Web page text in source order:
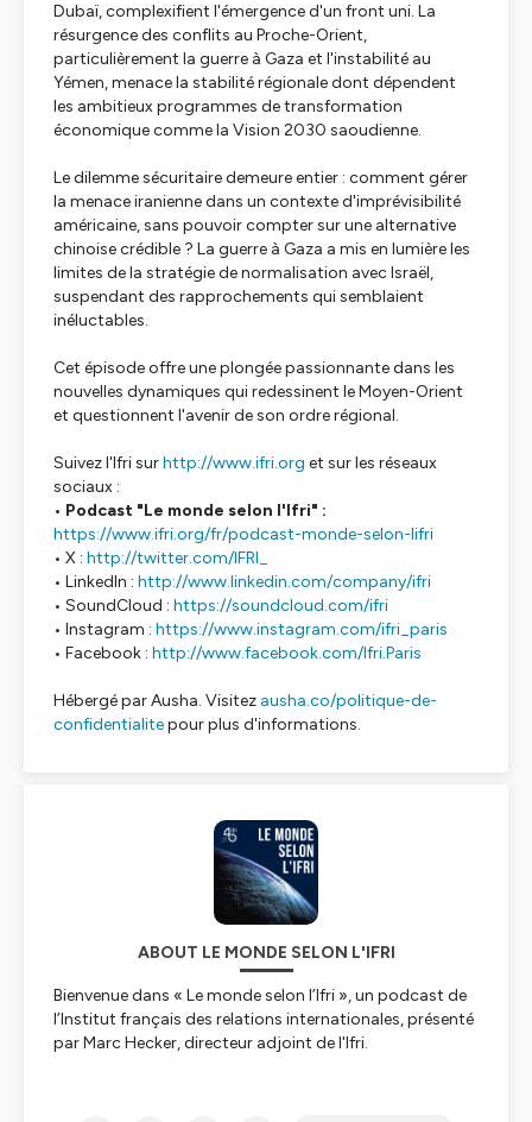
Dubaï, complexifient l'émergence d'un front uni. La
résurgence des conflits au Proche-Orient,
particulièrement la guerre à Gaza et l'instabilité au
Yémen, menace la stabilité régionale dont dépendent
les ambitieux programmes de transformation
économique comme la Vision 2030 saoudienne.
Le dilemme sécuritaire demeure entier : comment gérer
la menace iranienne dans un contexte d'imprévisibilité
américaine, sans pouvoir compter sur une alternative
chinoise crédible ? La guerre à Gaza a mis en lumière les
limites de la stratégie de normalisation avec Israël,
suspendant des rapprochements qui semblaient
inéluctables.
Cet épisode offre une plongée passionnante dans les
nouvelles dynamiques qui redessinent le Moyen-Orient
et questionnent l'avenir de son ordre régional.
Suivez l'Ifri surhttp://www.ifri.org et sur les réseaux
sociaux :
• Podcast "Le monde selon l'Ifri" :
https://www.ifri.org/fr/podcast-monde-selon-lifri
• X : http://twitter.com/IFRI_
• LinkedIn : http://www.linkedin.com/company/ifri
• SoundCloud : https://soundcloud.com/ifri
• Instagram : https://www.instagram.com/ifri_paris
• Facebook : http://www.facebook.com/Ifri.Paris
Hébergé par Ausha. Visitez ausha.co/politique-de-
confidentialitepour plus d'informations.
ABOUT LE MONDE SELON L'IFRI
Bienvenue dans « Le monde selon l’Ifri », un podcast de
l’Institut français des relations internationales, présenté
par Marc Hecker, directeur adjoint de l'Ifri.